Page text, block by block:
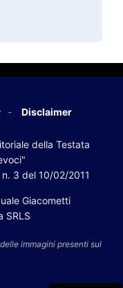
Disclaimer
della Testata
3 del 10/02/2011
Giacometti
SRLS
immagini presenti sul